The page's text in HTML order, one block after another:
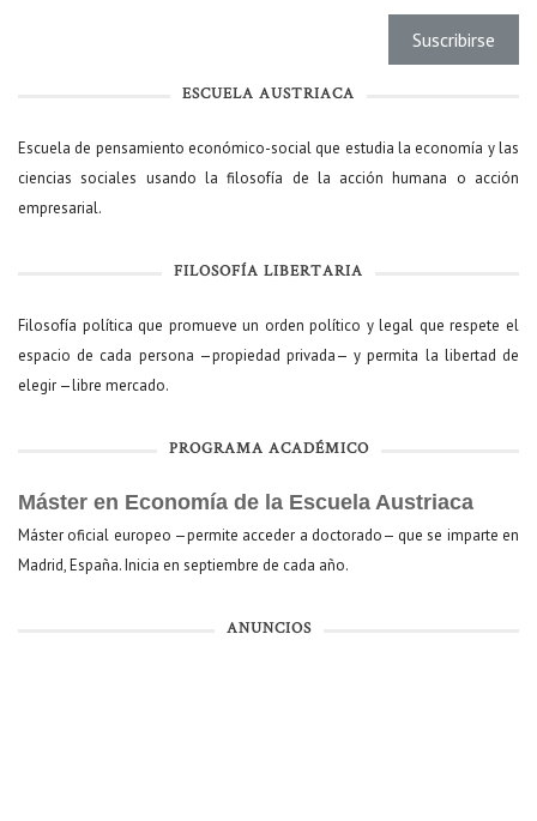
ESCUELA AUSTRIACA
Escuela de pensamiento económico-social que estudia la economía y las
ciencias sociales usando la filosofía de la acción humana o acción
empresarial.
FILOSOFÍA LIBERTARIA
Filosofía política que promueve un orden político y legal que respete el
espacio de cada persona —propiedad privada— y permita la libertad de
elegir —libre mercado.
PROGRAMA ACADÉMICO
Máster en Economía de la Escuela Austriaca
Máster oficial europeo —permite acceder a doctorado— que se imparte en
Madrid, España. Inicia en septiembre de cada año.
ANUNCIOS